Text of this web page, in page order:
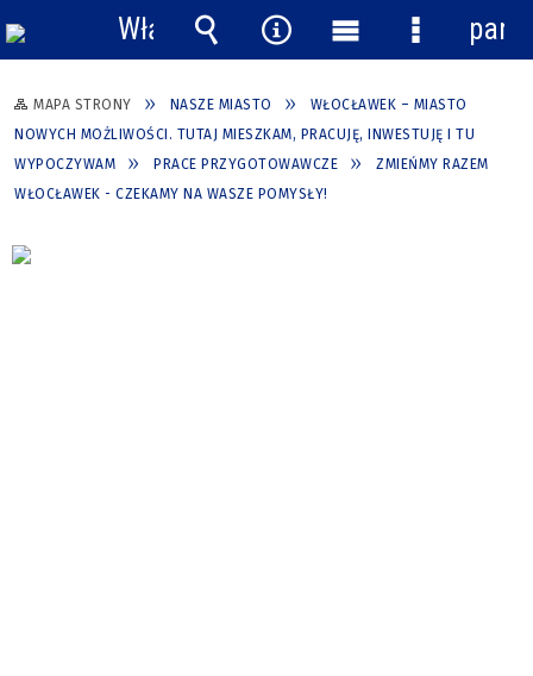
MAPA STRONY NASZE MIASTO
WŁOCŁAWEK – MIASTO
NOWYCH MOŻLIWOŚCI. TUTAJ MIESZKAM, PRACUJĘ, INWESTUJĘ I TU
WYPOCZYWAM
PRACE PRZYGOTOWAWCZE
ZMIEŃMY RAZEM
WŁOCŁAWEK - CZEKAMY NA WASZE POMYSŁY!
Włącz
powiadomienia
Wyszukiwarka
Narzędzia
Menu
główne
Menu
panel